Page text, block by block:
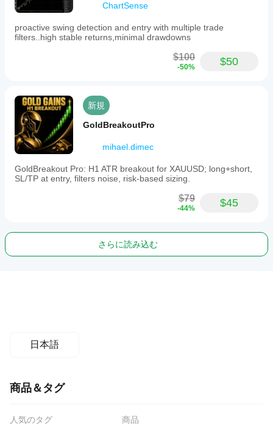
ChartSense
proactive swing detection and entry with multiple trade
filters..high stable returns,minimal drawdowns
$100
-50% $50
新規
GoldBreakoutPro
mihael.dimec
GoldBreakout Pro: H1 ATR breakout for XAUUSD; long+short,
SL/TP at entry, filters noise, risk-based sizing.
$79
-44% $45
さらに読み込む
日本語
商品＆タグ
人気のタグ
商品